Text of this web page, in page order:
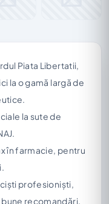
Piata Libertatii,
la o gamă largă de
la sute de
în farmacie, pentru
profesioniști,
recomandări.